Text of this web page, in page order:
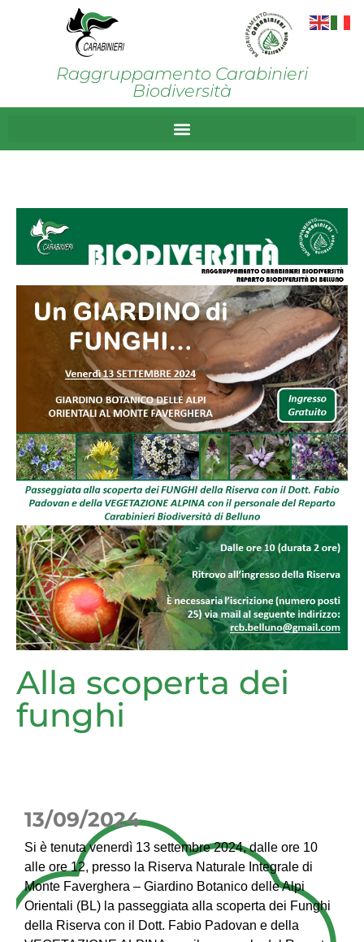
Raggruppamento Carabinieri
Biodiversità
Alla scoperta dei
funghi
13/09/2024
Si è tenuta venerdì 13 settembre 2024, dalle ore 10
alle ore 12, presso la Riserva Naturale Integrale di
Monte Faverghera – Giardino Botanico delle Alpi
Orientali (BL) la passeggiata alla scoperta dei Funghi
della Riserva con il Dott. Fabio Padovan e della